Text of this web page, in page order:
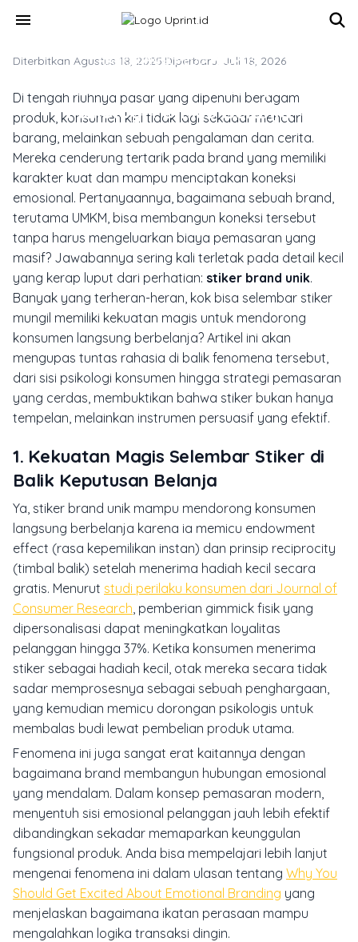
menu
MARKETING & MEDIA PROMOSI
Cetak Stiker Brand Unik, Trik
Psikologi Pemicu Belanja
Diterbitkan Agustus 18, 2025·Diperbarui Juli 18, 2026
Di tengah riuhnya pasar yang dipenuhi beragam
produk, konsumen kini tidak lagi sekadar mencari
barang, melainkan sebuah pengalaman dan cerita.
Mereka cenderung tertarik pada brand yang memiliki
karakter kuat dan mampu menciptakan koneksi
emosional. Pertanyaannya, bagaimana sebuah brand,
terutama UMKM, bisa membangun koneksi tersebut
tanpa harus mengeluarkan biaya pemasaran yang
masif? Jawabannya sering kali terletak pada detail kecil
yang kerap luput dari perhatian: stiker brand unik.
Banyak yang terheran-heran, kok bisa selembar stiker
mungil memiliki kekuatan magis untuk mendorong
konsumen langsung berbelanja? Artikel ini akan
mengupas tuntas rahasia di balik fenomena tersebut,
dari sisi psikologi konsumen hingga strategi pemasaran
yang cerdas, membuktikan bahwa stiker bukan hanya
tempelan, melainkan instrumen persuasif yang efektif.
1. Kekuatan Magis Selembar Stiker di
Balik Keputusan Belanja
Ya, stiker brand unik mampu mendorong konsumen
langsung berbelanja karena ia memicu endowment
effect (rasa kepemilikan instan) dan prinsip reciprocity
(timbal balik) setelah menerima hadiah kecil secara
gratis. Menurut studi perilaku konsumen dari Journal of
Consumer Research, pemberian gimmick fisik yang
dipersonalisasi dapat meningkatkan loyalitas
pelanggan hingga 37%. Ketika konsumen menerima
stiker sebagai hadiah kecil, otak mereka secara tidak
sadar memprosesnya sebagai sebuah penghargaan,
yang kemudian memicu dorongan psikologis untuk
membalas budi lewat pembelian produk utama.
Fenomena ini juga sangat erat kaitannya dengan
bagaimana brand membangun hubungan emosional
yang mendalam. Dalam konsep pemasaran modern,
menyentuh sisi emosional pelanggan jauh lebih efektif
dibandingkan sekadar memaparkan keunggulan
fungsional produk. Anda bisa mempelajari lebih lanjut
mengenai fenomena ini dalam ulasan tentang Why You
Should Get Excited About Emotional Branding yang
menjelaskan bagaimana ikatan perasaan mampu
mengalahkan logika transaksi dingin.